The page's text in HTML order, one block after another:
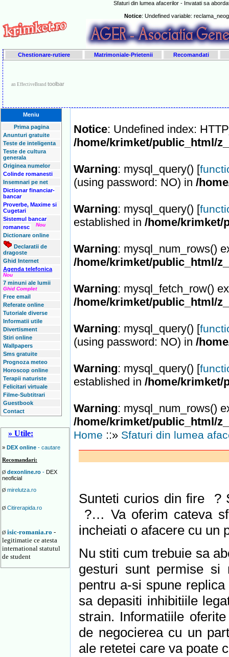
Sfaturi din lumea afacerilor - Invatati sa
Notice: Undefined variable:
Chestionare-rutiere Matrimoniale-Prietenii Recomandati
an EffectiveBrand toolbar
Meniu
Prima pagina
Anunturi gratuite
Teste de inteligenta
Teste de cultura
generala
Originea numelor
Colinde romanesti
Insemnari pe net
Dictionar financiar-
bancar
Proverbe, Maxime si
Cugetari
Sistemul bancar
romanesc
Nou
Dictionare online
Declaratii de
dragoste
Ghid Internet
Agenda telefonica
Nou
7 minuni ale lumii
Ghid Complet
Free email
Referate online
Tutoriale diverse
Informatii utile
Divertisment
Stiri online
Wallpapers
Sms gratuite
Prognoza meteo
Horoscop online
Terapii naturiste
Felicitari virtuale
Filme-Subtitrari
Guestbook
Contact
» Utile:
» DEX online - cautare
Recomandari:
Ø dexonline.ro - DEX
neoficial
Ø mirelutza.ro
Ø Citirerapida.ro
Ø isic-romania.ro -
legitimatie ce atesta
international statutul
de student
Notice: Undefined index:
/home/krimket/public_html/
Warning: mysql_query() [
(using password: NO) in /
Warning: mysql_query() [
established in /home/krimket/
Warning: mysql_num_rows()
/home/krimket/public_html/
Warning: mysql_fetch_row()
/home/krimket/public_html/
Warning: mysql_query() [
(using password: NO) in /
Warning: mysql_query() [
established in /home/krimket/
Warning: mysql_num_rows()
/home/krimket/public_html/
Home ::» Sfaturi din lumea
Sunteti curios din fire ?
?… Va oferim cateva
incheiati o afacere cu un
Nu stiti cum trebuie sa
gesturi sunt permise si
pentru a-si spune
sa depasiti inhibitiile
strain. Informatiile
de negocierea cu un
ale retetei care va poate